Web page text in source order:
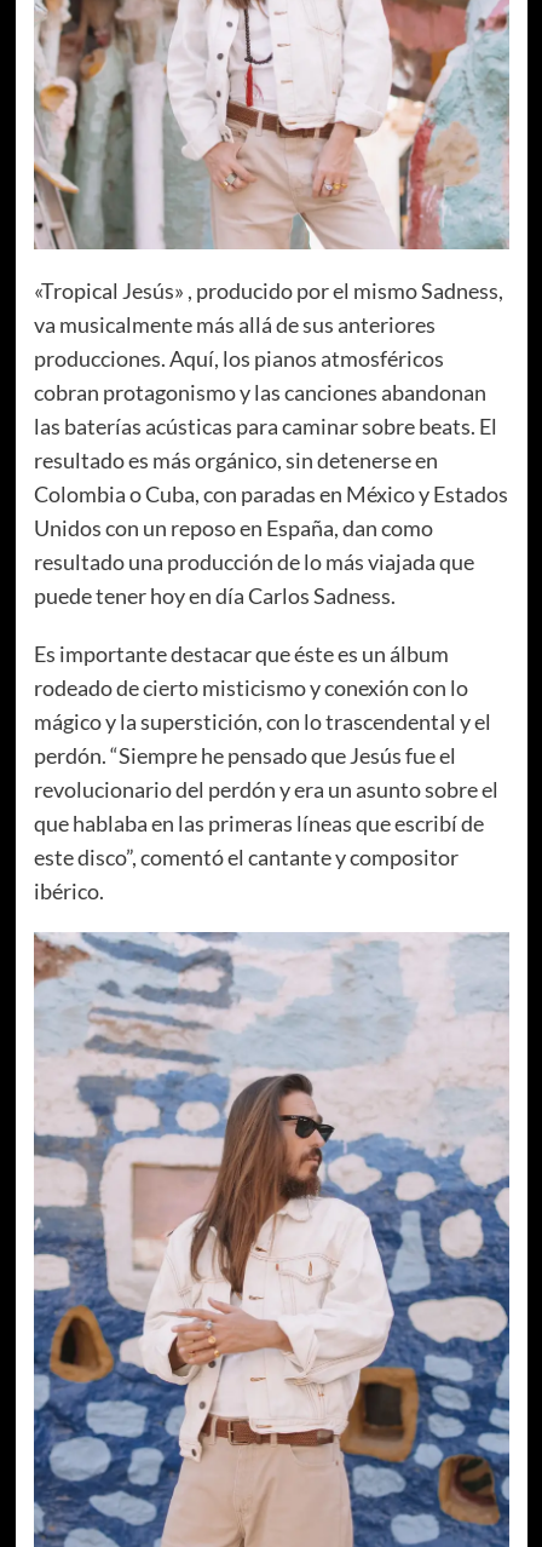
«Tropical Jesús» , producido por el mismo Sadness,
va musicalmente más allá de sus anteriores
producciones. Aquí, los pianos atmosféricos
cobran protagonismo y las canciones abandonan
las baterías acústicas para caminar sobre beats. El
resultado es más orgánico, sin detenerse en
Colombia o Cuba, con paradas en México y Estados
Unidos con un reposo en España, dan como
resultado una producción de lo más viajada que
puede tener hoy en día Carlos Sadness.
Es importante destacar que éste es un álbum
rodeado de cierto misticismo y conexión con lo
mágico y la superstición, con lo trascendental y el
perdón. “Siempre he pensado que Jesús fue el
revolucionario del perdón y era un asunto sobre el
que hablaba en las primeras líneas que escribí de
este disco”, comentó el cantante y compositor
ibérico.